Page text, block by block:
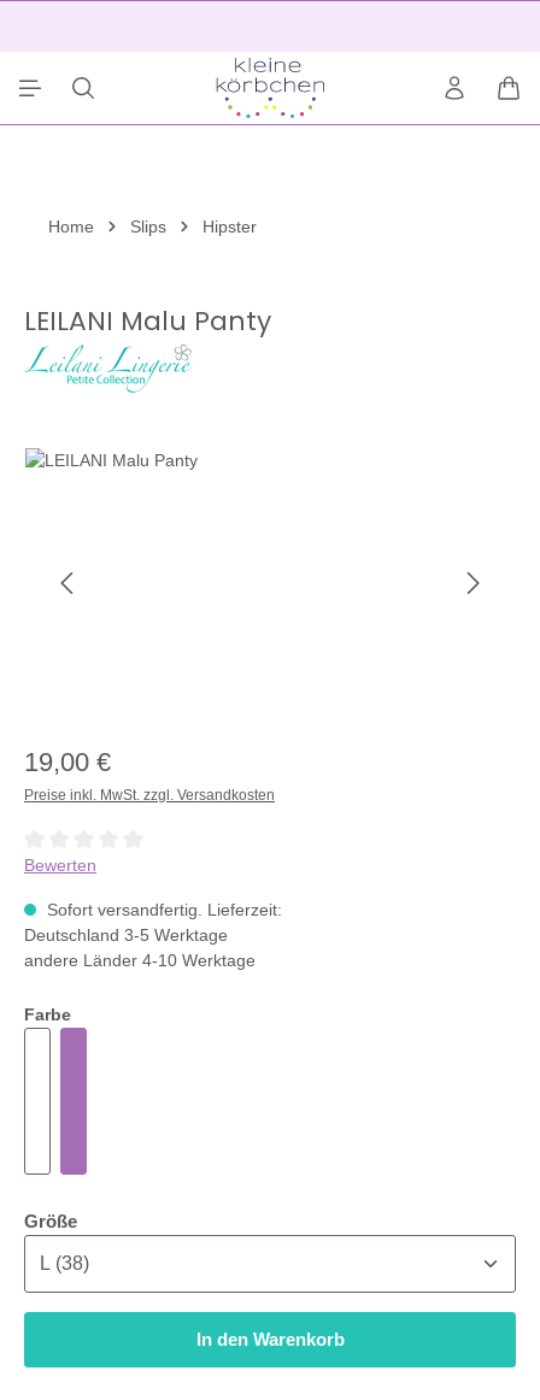
Home Slips Hipster
LEILANI Malu Panty
Bildergalerie überspringen
19,00 €
Preise inkl. MwSt. zzgl. Versandkosten
Durchschnittliche Bewertung von 0 von 5 Sternen
Bewerten
Sofort versandfertig. Lieferzeit:
Deutschland 3-5 Werktage
andere Länder 4-10 Werktage
Farbe
Größeauswählen
In den Warenkorb